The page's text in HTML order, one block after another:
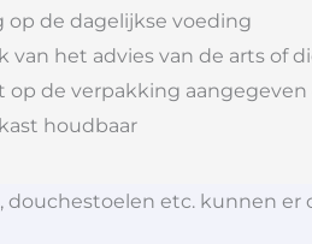
op de dagelijkse voeding
het advies van de arts of
de verpakking
houdbaar
etc. kunnen